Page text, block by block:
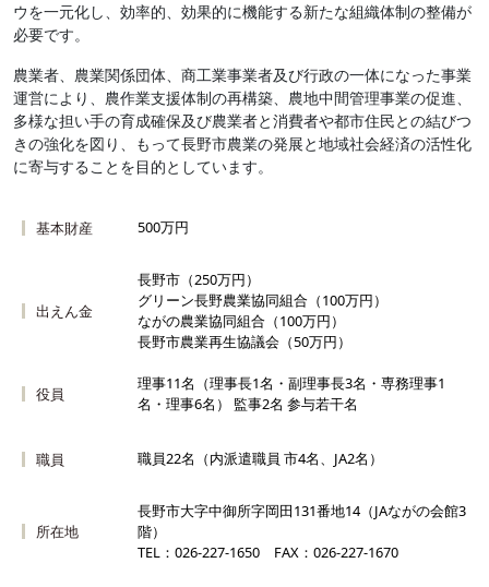
ウを一元化し、効率的、効果的に機能する新たな組織体制の整備が
必要です。
農業者、農業関係団体、商工業事業者及び行政の一体になった事業
運営により、農作業支援体制の再構築、農地中間管理事業の促進、
多様な担い手の育成確保及び農業者と消費者や都市住民との結びつ
きの強化を図り、もって長野市農業の発展と地域社会経済の活性化
に寄与することを目的としています。
基本財産 500万円
出えん金
長野市（250万円）
グリーン長野農業協同組合（100万円）
ながの農業協同組合（100万円）
長野市農業再生協議会（50万円）
役員
理事11名（理事長1名・副理事長3名・専務理事1
名・理事6名） 監事2名 参与若干名
職員 職員22名（内派遣職員 市4名、JA2名）
所在地
長野市大字中御所字岡田131番地14（JAながの会館3
階）
TEL：026-227-1650 FAX：026-227-1670